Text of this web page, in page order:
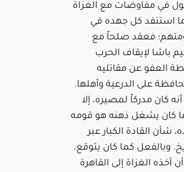
في مفاوضات مع الغزاة
استنفد كل جهده في
فعقد صلحاً مع
باشا لإيقاف الحرب
العفو عن مقاتليه
على الدرعية وأهلها.
كان مدركاً لمصيره، إلا
كان يشغل ذهنه هو قومه
شأن القادة الكبار عبر
وبالفعل كما كان يتوقع،
أخذه الغزاة إلى القاهرة